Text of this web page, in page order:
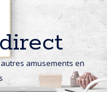
amusements en